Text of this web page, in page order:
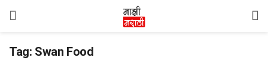
Tag: Swan Food